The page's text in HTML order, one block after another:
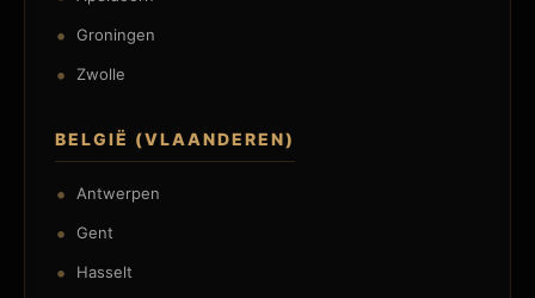
Groningen
Zwolle
BELGIË (VLAANDEREN)
Antwerpen
Gent
Hasselt